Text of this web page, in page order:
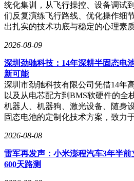
统化集训，从飞行操控、设备调试
们反复演练飞行路线、优化操作细
出扎实的技术功底与稳定的心理素
2026-08-09
深圳劲驰科技：14年深耕半固态电
新可能
深圳市劲驰科技有限公司凭借14年
以及从电芯配方到BMS软硬件的全
机器人、机器狗、激光设备、随身
固态电池的定制化技术方案，致力
2026-08-08
雷军再发声：小米澎程汽车3年半
600天路测